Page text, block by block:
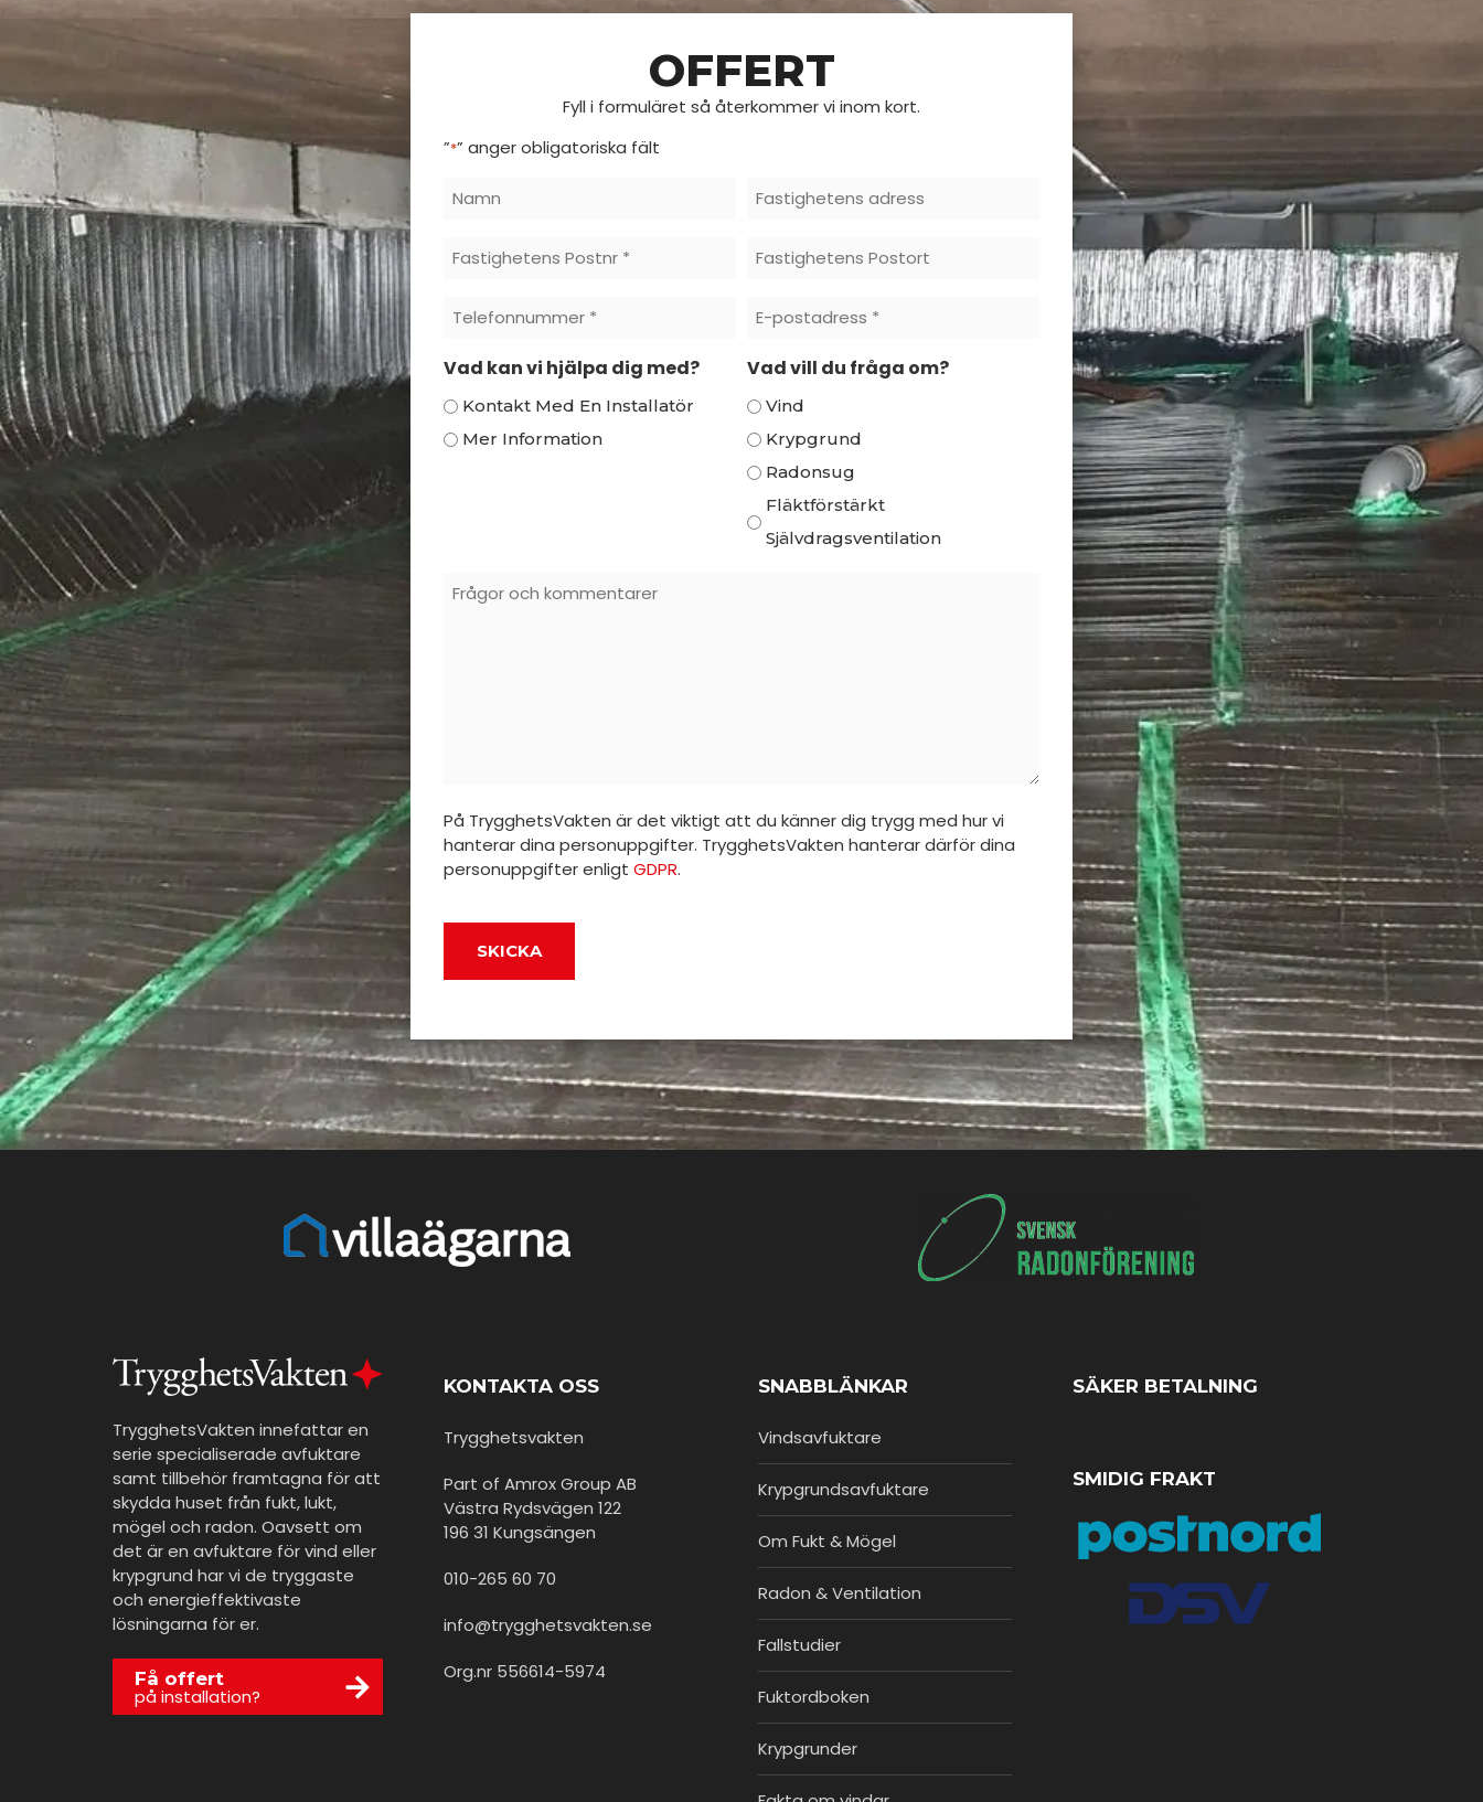
OFFERT
Fyll i formuläret så återkommer vi inom kort.
”*” anger obligatoriska fält
Namn
Fstighetens
Fastighetens
Fastighetens
Telefonnummer
E-
Vad kan vi hjälpa dig med?
Kontakt Med En Installatör
Mer Information
Vad vill du fråga om?
Vind
Krypgrund
Radonsug
Fläktförstärkt
Självdragsventilation
Frågor
På TrygghetsVakten är det viktigt att du känner dig trygg med hur vi
hanterar dina personuppgifter. TrygghetsVakten hanterar därför dina
personuppgifter enligt GDPR.
TrygghetsVakten innefattar en
serie specialiserade avfuktare
samt tillbehör framtagna för att
skydda huset från fukt, lukt,
mögel och radon. Oavsett om
det är en avfuktare för vind eller
krypgrund har vi de tryggaste
och energieffektivaste
lösningarna för er.
Få offert
på installation?
KONTAKTA OSS
Trygghetsvakten
Part of Amrox Group AB
Västra Rydsvägen 122
196 31 Kungsängen
010-265 60 70
info@trygghetsvakten.se
Org.nr 556614-5974
SNABBLÄNKAR
Vindsavfuktare
Krypgrundsavfuktare
Om Fukt & Mögel
Radon & Ventilation
Fallstudier
Fuktordboken
Krypgrunder
SÄKER BETALNING
SMIDIG FRAKT